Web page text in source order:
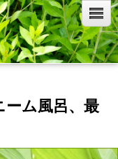
ム風呂、最